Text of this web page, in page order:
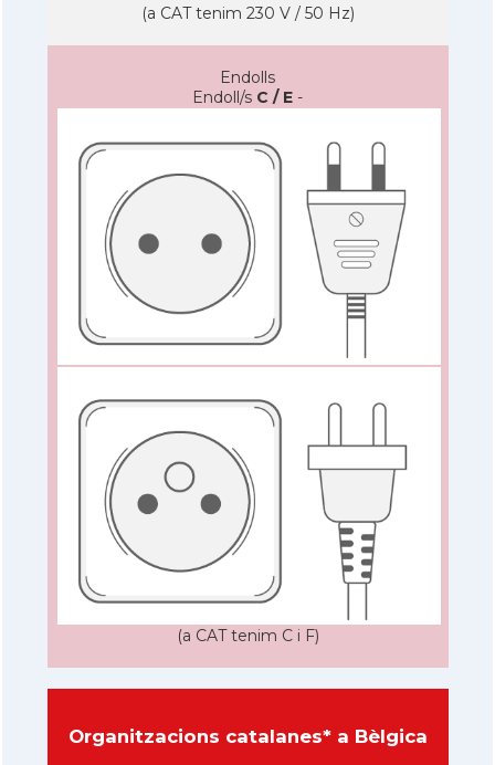
(a CAT tenim 230 V / 50 Hz)
Endolls
Endoll/s C / E -
(a CAT tenim C i F)
Organitzacions catalanes* a Bèlgica